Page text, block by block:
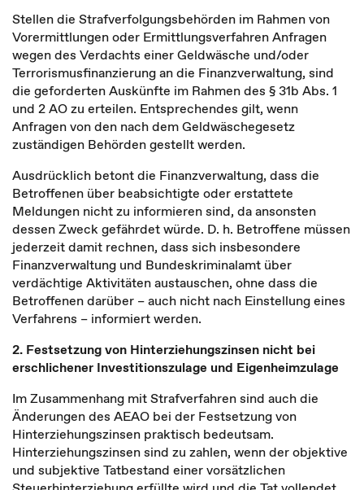
Stellen die Strafverfolgungsbehörden im Rahmen von
Vorermittlungen oder Ermittlungsverfahren Anfragen
wegen des Verdachts einer Geldwäsche und/oder
Terrorismusfinanzierung an die Finanzverwaltung, sind
die geforderten Auskünfte im Rahmen des § 31b Abs. 1
und 2 AO zu erteilen. Entsprechendes gilt, wenn
Anfragen von den nach dem Geldwäschegesetz
zuständigen Behörden gestellt werden.
Ausdrücklich betont die Finanzverwaltung, dass die
Betroffenen über beabsichtigte oder erstattete
Meldungen nicht zu informieren sind, da ansonsten
dessen Zweck gefährdet würde. D. h. Betroffene müssen
jederzeit damit rechnen, dass sich insbesondere
Finanzverwaltung und Bundeskriminalamt über
verdächtige Aktivitäten austauschen, ohne dass die
Betroffenen darüber – auch nicht nach Einstellung eines
Verfahrens – informiert werden.
2. Festsetzung von Hinterziehungszinsen nicht bei
erschlichener Investitionszulage und Eigenheimzulage
Im Zusammenhang mit Strafverfahren sind auch die
Änderungen des AEAO bei der Festsetzung von
Hinterziehungszinsen praktisch bedeutsam.
Hinterziehungszinsen sind zu zahlen, wenn der objektive
und subjektive Tatbestand einer vorsätzlichen